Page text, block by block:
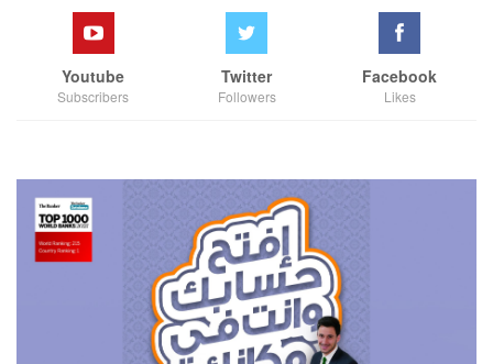
Facebook
Likes
Twitter
Followers
Youtube
Subscribers